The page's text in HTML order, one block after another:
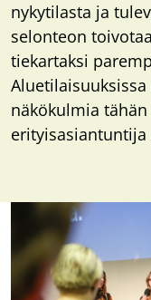
nykytilasta ja
selonteon
tiekartaksi
näkökulmia